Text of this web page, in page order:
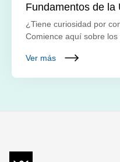
Fundamentos de la
¿Tiene curiosidad por
Comience aquí sobre los
Ver más